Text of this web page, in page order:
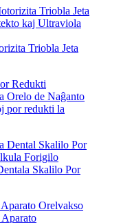
Triobla Jeta
por redukti la
Skalilo Por